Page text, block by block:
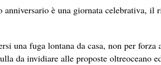
è una giornata celebrativa, il
una fuga lontana da casa, non per forza
da invidiare alle proposte oltreoceano